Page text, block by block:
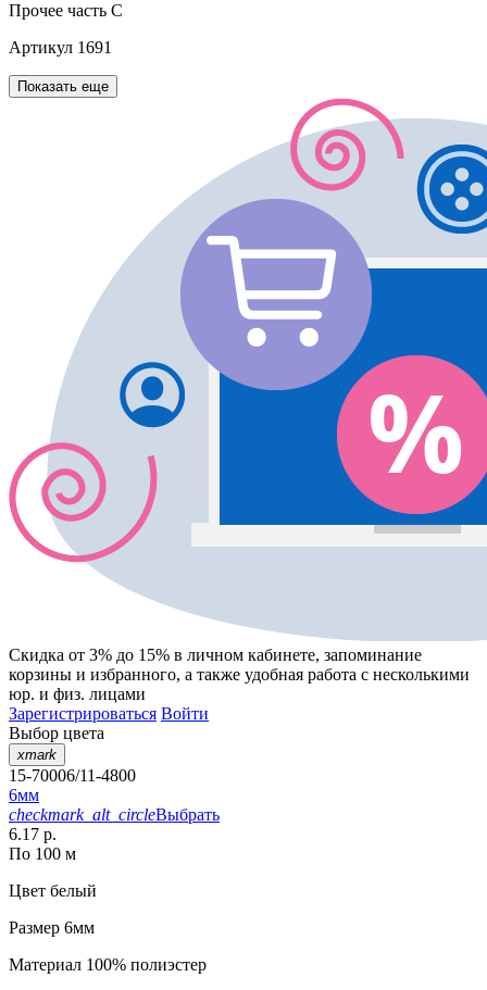
Прочее часть C
Артикул 1691
Показать еще
Скидка от 3% до 15% в личном кабинете, запоминание
корзины и избранного, а также удобная работа с несколькими
юр. и физ. лицами
Зарегистрироваться Войти
Выбор цвета
xmark
15-70006/11-4800
6мм
checkmark_alt_circleВыбрать
6.17 р.
По 100 м
Цвет белый
Размер 6мм
Материал 100% полиэстер